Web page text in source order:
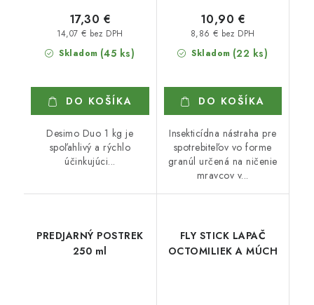
Skladom (45 ks)
14,07 € bez DPH
17,30 €
DO KOŠÍKA
Desimo Duo 1 kg je
spoľahlivý a rýchlo
účinkujúci...
Skladom (22 ks)
8,86 € bez DPH
10,90 €
DO KOŠÍKA
Insekticídna nástraha pre
spotrebiteľov vo forme
granúl určená na ničenie
mravcov v...
PREDJARNÝ POSTREK
250 ml
FLY STICK LAPAČ
OCTOMILIEK A MÚCH